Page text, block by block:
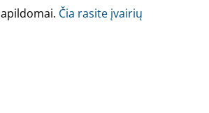
Čia rasite įvairių